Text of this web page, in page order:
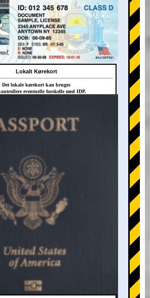
+
Lokalt Kørekort
Det lokale kørekort kan bruges
eventuelle forskelle med IDP.